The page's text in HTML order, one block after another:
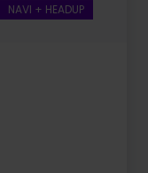
NAVI + HEADUP